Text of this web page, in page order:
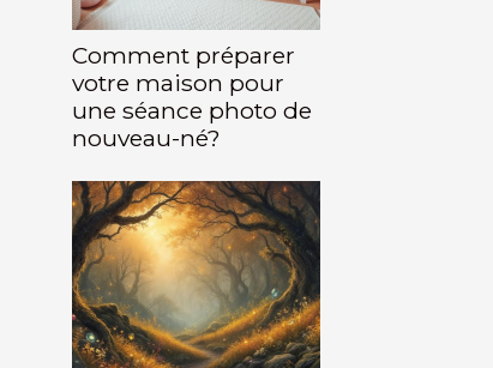
Comment préparer
votre maison pour
une séance photo de
nouveau-né?